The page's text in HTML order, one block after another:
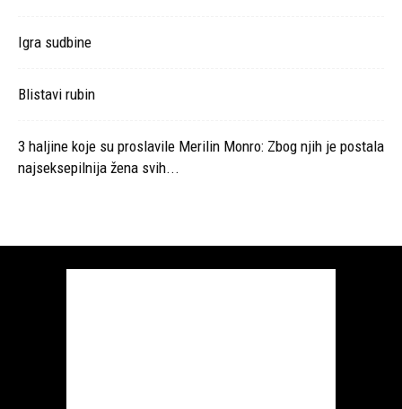
Igra sudbine
Blistavi rubin
3 haljine koje su proslavile Merilin Monro: Zbog njih je postala
najseksepilnija žena svih...